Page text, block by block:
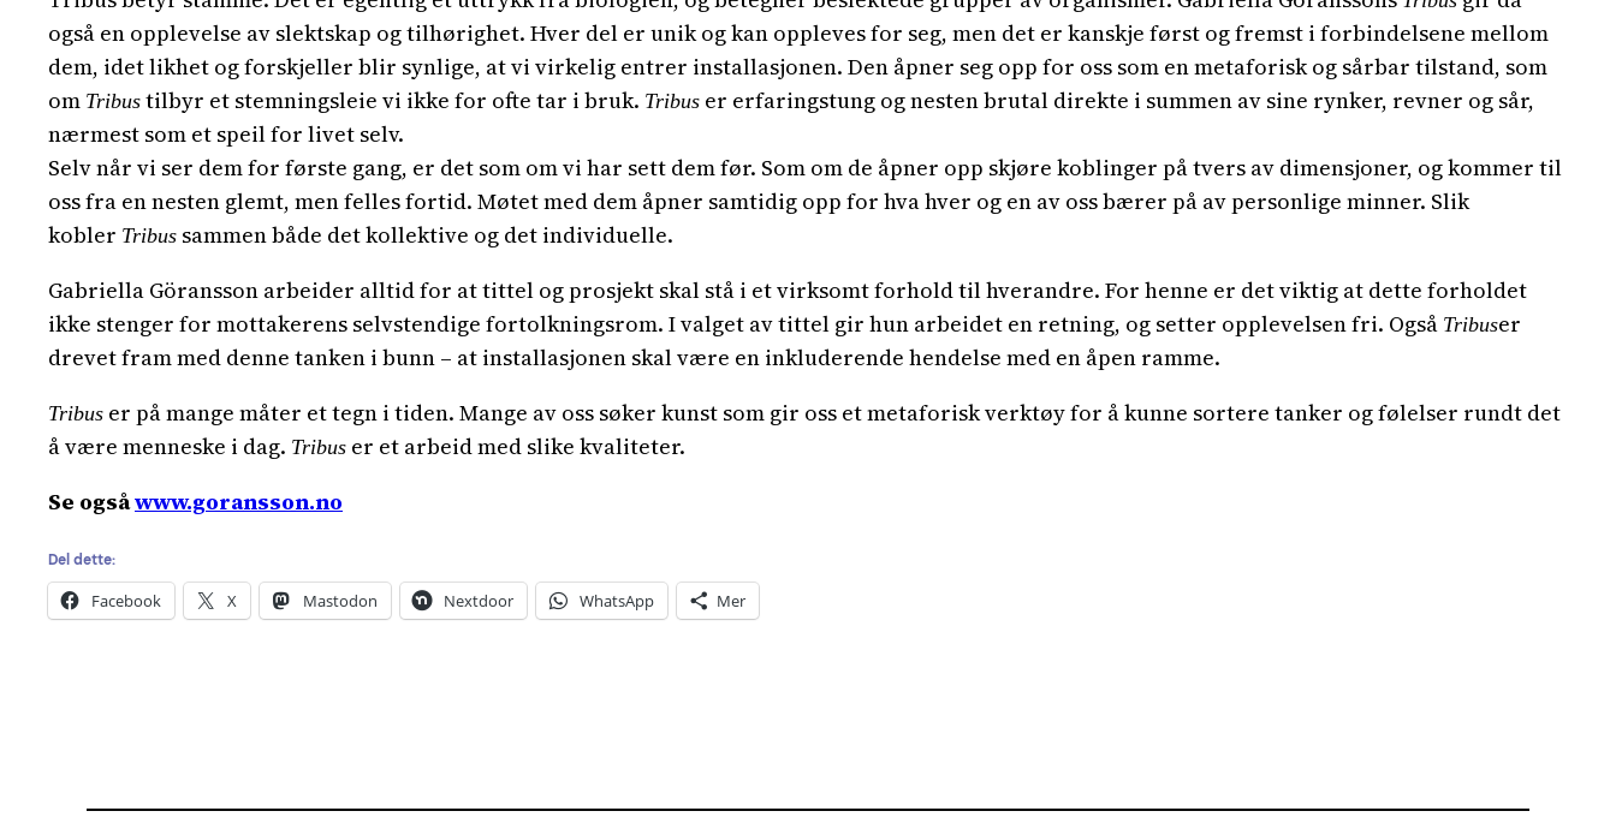
også en opplevelse av slektskap og tilhørighet. Hver del er unik og kan oppleves for seg, men det er kanskje først og fremst i forbindelsene mellom
dem, idet likhet og forskjeller blir synlige, at vi virkelig entrer installasjonen. Den åpner seg opp for oss som en metaforisk og sårbar tilstand, som
om Tribus tilbyr et stemningsleie vi ikke for ofte tar i bruk. Tribus er erfaringstung og nesten brutal direkte i summen av sine rynker, revner og sår,
nærmest som et speil for livet selv.
Selv når vi ser dem for første gang, er det som om vi har sett dem før. Som om de åpner opp skjøre koblinger på tvers av dimensjoner, og kommer til
oss fra en nesten glemt, men felles fortid. Møtet med dem åpner samtidig opp for hva hver og en av oss bærer på av personlige minner. Slik
kobler Tribus sammen både det kollektive og det individuelle.
Gabriella Göransson arbeider alltid for at tittel og prosjekt skal stå i et virksomt forhold til hverandre. For henne er det viktig at dette forholdet
ikke stenger for mottakerens selvstendige fortolkningsrom. I valget av tittel gir hun arbeidet en retning, og setter opplevelsen fri. Også Tribuser
drevet fram med denne tanken i bunn – at installasjonen skal være en inkluderende hendelse med en åpen ramme.
Tribus er på mange måter et tegn i tiden. Mange av oss søker kunst som gir oss et metaforisk verktøy for å kunne sortere tanker og følelser rundt det
å være menneske i dag. Tribus er et arbeid med slike kvaliteter.
Se ogsåwww.goransson.no
Del dette:
Facebook X Mastodon Nextdoor WhatsApp Mer